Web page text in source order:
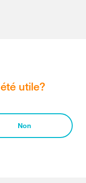
utile?
Non